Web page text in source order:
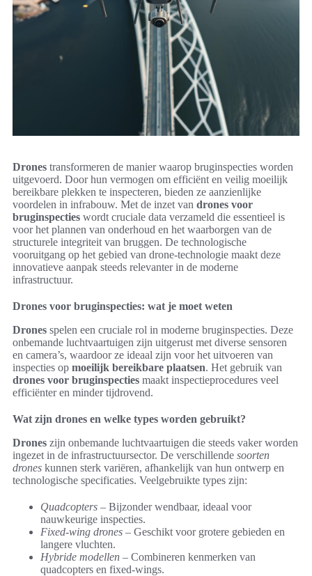
Drones transformeren de manier waarop bruginspecties worden
uitgevoerd. Door hun vermogen om efficiënt en veilig moeilijk
bereikbare plekken te inspecteren, bieden ze aanzienlijke
voordelen in infrabouw. Met de inzet van drones voor
bruginspecties wordt cruciale data verzameld die essentieel is
voor het plannen van onderhoud en het waarborgen van de
structurele integriteit van bruggen. De technologische
vooruitgang op het gebied van drone-technologie maakt deze
innovatieve aanpak steeds relevanter in de moderne
infrastructuur.
Drones voor bruginspecties: wat je moet weten
Drones spelen een cruciale rol in moderne bruginspecties. Deze
onbemande luchtvaartuigen zijn uitgerust met diverse sensoren
en camera’s, waardoor ze ideaal zijn voor het uitvoeren van
inspecties op moeilijk bereikbare plaatsen. Het gebruik van
drones voor bruginspecties maakt inspectieprocedures veel
efficiënter en minder tijdrovend.
Wat zijn drones en welke types worden gebruikt?
Drones zijn onbemande luchtvaartuigen die steeds vaker worden
ingezet in de infrastructuursector. De verschillende soorten
drones kunnen sterk variëren, afhankelijk van hun ontwerp en
technologische specificaties. Veelgebruikte types zijn:
Quadcopters – Bijzonder wendbaar, ideaal voor
nauwkeurige inspecties.
Fixed-wing drones – Geschikt voor grotere gebieden en
langere vluchten.
Hybride modellen – Combineren kenmerken van
quadcopters en fixed-wings.